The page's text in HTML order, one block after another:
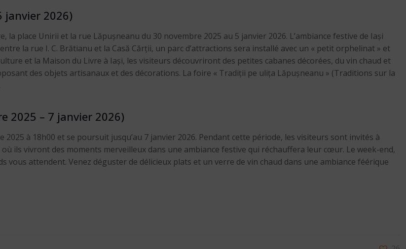
janvier 2026)
place Unirii et la rue Lăpușneanu du 30 novembre 2025 au 5 janvier 2026. L’ambiance festive de Iași
la rue I. C. Brătianu et la Casă Cărții, un parc d’attractions sera installé avec un « petit orphelinat » et
et la Maison du Livre à Iași, les visiteurs découvriront des petites cabanes décorées, du vin chaud et
des objets artisanaux et des décorations. La foire « Tradiții pe ulița Lăpușneanu » (Traditions sur la
2025 – 7 janvier 2026)
à 18h00 et se poursuit jusqu’au 7 janvier 2026. Pendant cette période, les visiteurs sont invités à
ils vivront des moments merveilleux dans une ambiance festive qui réchauffera leur cœur. Le week-end,
attendent. Venez déguster de délicieux plats et un verre de vin chaud dans une ambiance féérique